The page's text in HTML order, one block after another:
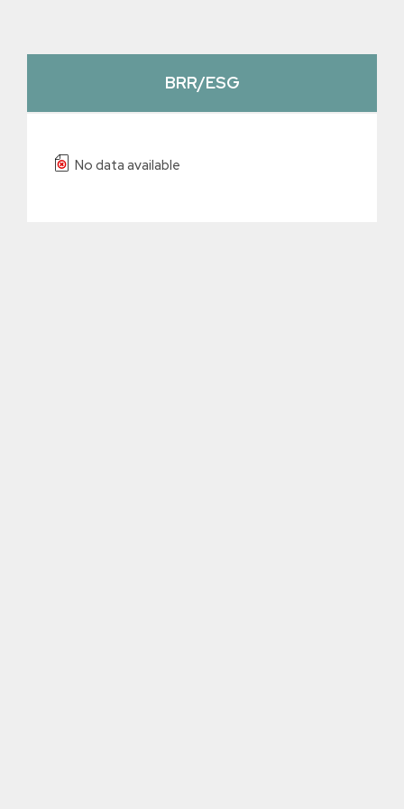
BRR/ESG
No data available